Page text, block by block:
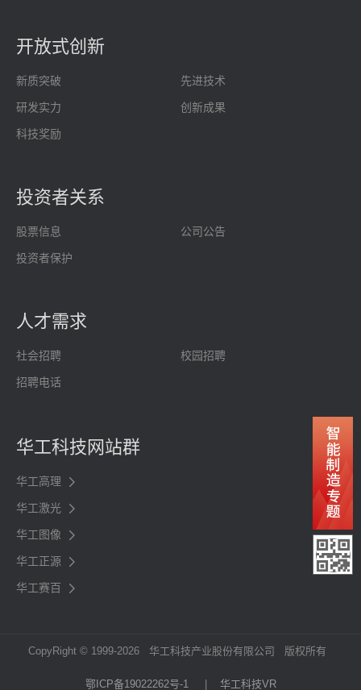
开放式创新
新质突破 先进技术
研发实力 创新成果
科技奖励
投资者关系
股票信息 公司公告
投资者保护
人才需求
社会招聘 校园招聘
招聘电话
华工科技网站群
华工高理
华工激光
华工图像
华工正源
华工赛百
CopyRight © 1999-2026 华工科技产业股份有限公司 版权所有
鄂ICP备19022262号-1 | 华工科技VR